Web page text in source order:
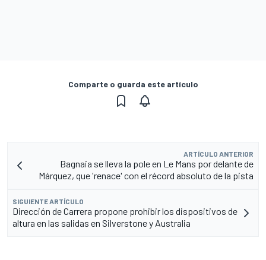
Comparte o guarda este artículo
ARTÍCULO ANTERIOR
Bagnaia se lleva la pole en Le Mans por delante de
Márquez, que 'renace' con el récord absoluto de la pista
SIGUIENTE ARTÍCULO
Dirección de Carrera propone prohibir los dispositivos de
altura en las salidas en Silverstone y Australia